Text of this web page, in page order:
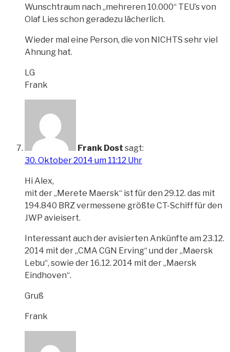
Wunschtraum nach „mehreren 10.000“ TEU’s von
Olaf Lies schon geradezu lächerlich.
Wieder mal eine Person, die von NICHTS sehr viel
Ahnung hat.
LG
Frank
Frank Dost sagt:
30. Oktober 2014 um 11:12 Uhr
Hi Alex,
mit der „Merete Maersk“ ist für den 29.12. das mit
194.840 BRZ vermessene größte CT-Schiff für den
JWP avieisert.
Interessant auch der avisierten Ankünfte am 23.12.
2014 mit der „CMA CGN Erving“ und der „Maersk
Lebu“, sowie der 16.12. 2014 mit der „Maersk
Eindhoven“.
Gruß
Frank